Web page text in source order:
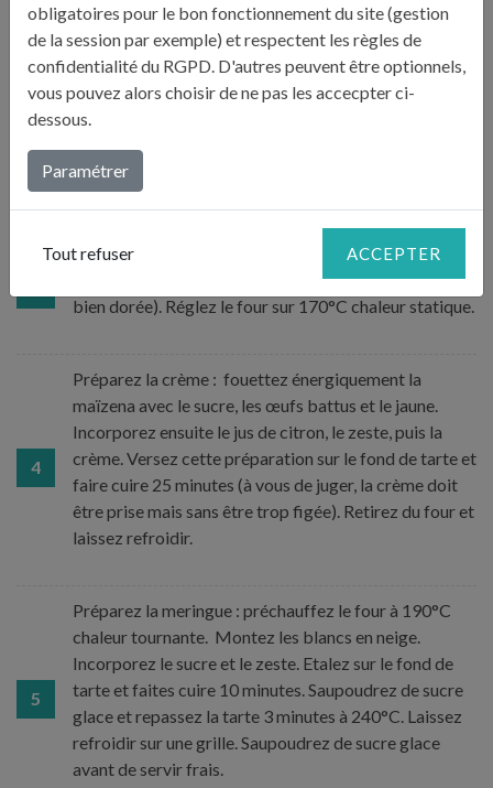
2
Sortez la pâte du réfrigérateur 45 minutes avant de
l’étaler au rouleau entre deux feuilles de papier
sulfurisé pour qu’elle puisse garnir un moule à fond
amovible (ou un cercle) de 26 cm de diamètre. Foncez
le moule et pour éviter que la pâte se rétracte,
dessinez des croisillons légers dans le fond et sur les
bords. Laissez reposer 15 minutes au congélateur.
Préchauffez le four à 170°C chaleur tournante.
Enfournez et faites cuire 18 minutes (la pâte doit être
bien dorée). Réglez le four sur 170°C chaleur statique.
4
Préparez la crème : fouettez énergiquement la
maïzena avec le sucre, les œufs battus et le jaune.
Incorporez ensuite le jus de citron, le zeste, puis la
crème. Versez cette préparation sur le fond de tarte et
faire cuire 25 minutes (à vous de juger, la crème doit
être prise mais sans être trop figée). Retirez du four et
laissez refroidir.
5
Préparez la meringue : préchauffez le four à 190°C
chaleur tournante. Montez les blancs en neige.
Incorporez le sucre et le zeste. Etalez sur le fond de
tarte et faites cuire 10 minutes. Saupoudrez de sucre
glace et repassez la tarte 3 minutes à 240°C. Laissez
refroidir sur une grille. Saupoudrez de sucre glace
avant de servir frais.
obligatoires pour le bon fonctionnement du site (gestion
de la session par exemple) et respectent les règles de
confidentialité du RGPD. D'autres peuvent être optionnels,
vous pouvez alors choisir de ne pas les accecpter ci-
dessous.
Paramétrer
Tout refuser ACCEPTER